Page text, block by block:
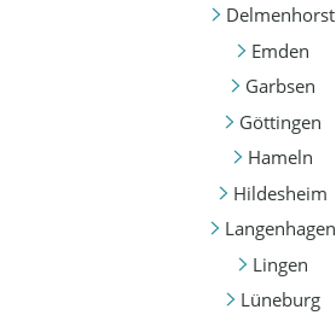
Delmenhorst
Emden
Garbsen
Göttingen
Hameln
Hildesheim
Langenhagen
Lingen
Lüneburg